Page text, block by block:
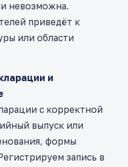
невозможна.
приведёт к
или области
и
с корректной
выпуск или
формы
запись в